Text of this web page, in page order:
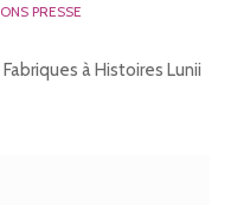
PRESSE
à Histoires Lunii